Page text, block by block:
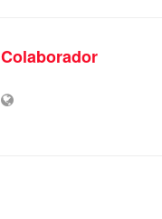
Colaborador